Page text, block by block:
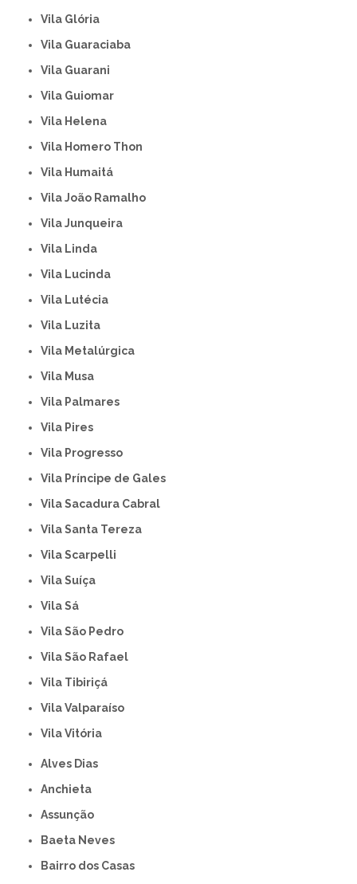
Vila Glória
Vila Guaraciaba
Vila Guarani
Vila Guiomar
Vila Helena
Vila Homero Thon
Vila Humaitá
Vila João Ramalho
Vila Junqueira
Vila Linda
Vila Lucinda
Vila Lutécia
Vila Luzita
Vila Metalúrgica
Vila Musa
Vila Palmares
Vila Pires
Vila Progresso
Vila Príncipe de Gales
Vila Sacadura Cabral
Vila Santa Tereza
Vila Scarpelli
Vila Suíça
Vila Sá
Vila São Pedro
Vila São Rafael
Vila Tibiriçá
Vila Valparaíso
Vila Vitória
Alves Dias
Anchieta
Assunção
Baeta Neves
Bairro dos Casas